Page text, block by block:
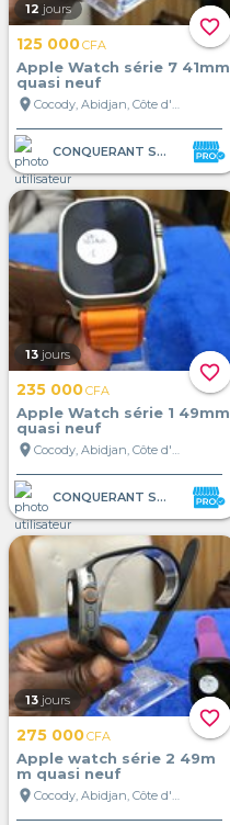
favorite_border
12 jours
125 000CFA
Apple Watch série 7 41mm
quasi neuf
location_on
Cocody, Abidjan, Côte d'Ivoire
CONQUERANT STORE
favorite_border
13 jours
235 000CFA
Apple Watch série 1 49mm
quasi neuf
location_on
Cocody, Abidjan, Côte d'Ivoire
CONQUERANT STORE
favorite_border
13 jours
275 000CFA
Apple watch série 2 49m
m quasi neuf
location_on
Cocody, Abidjan, Côte d'Ivoire